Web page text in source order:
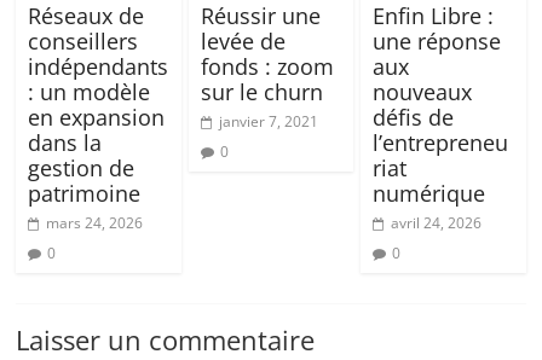
Réseaux de
conseillers
indépendants
: un modèle
en expansion
dans la
gestion de
patrimoine
mars 24, 2026
0
Réussir une
levée de
fonds : zoom
sur le churn
janvier 7, 2021
0
Enfin Libre :
une réponse
aux
nouveaux
défis de
l’entrepreneu
riat
numérique
avril 24, 2026
0
Laisser un commentaire